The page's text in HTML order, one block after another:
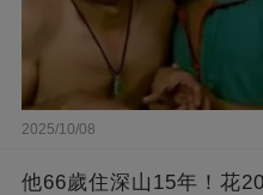
2025/10/08
他66歲住深山15年！花